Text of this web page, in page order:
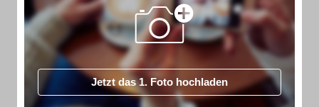
Jetzt das 1. Foto hochladen